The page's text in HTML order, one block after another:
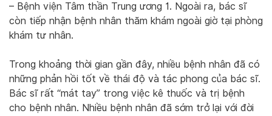
– Bệnh viện Tâm thần Trung ương 1. Ngoài ra, bác sĩ
còn tiếp nhận bệnh nhân thăm khám ngoài giờ tại phòng
khám tư nhân.
Trong khoảng thời gian gần đây, nhiều bệnh nhân đã có
những phản hồi tốt về thái độ và tác phong của bác sĩ.
Bác sĩ rất “mát tay” trong việc kê thuốc và trị bệnh
cho bệnh nhân. Nhiều bệnh nhân đã sớm trở lại với đời